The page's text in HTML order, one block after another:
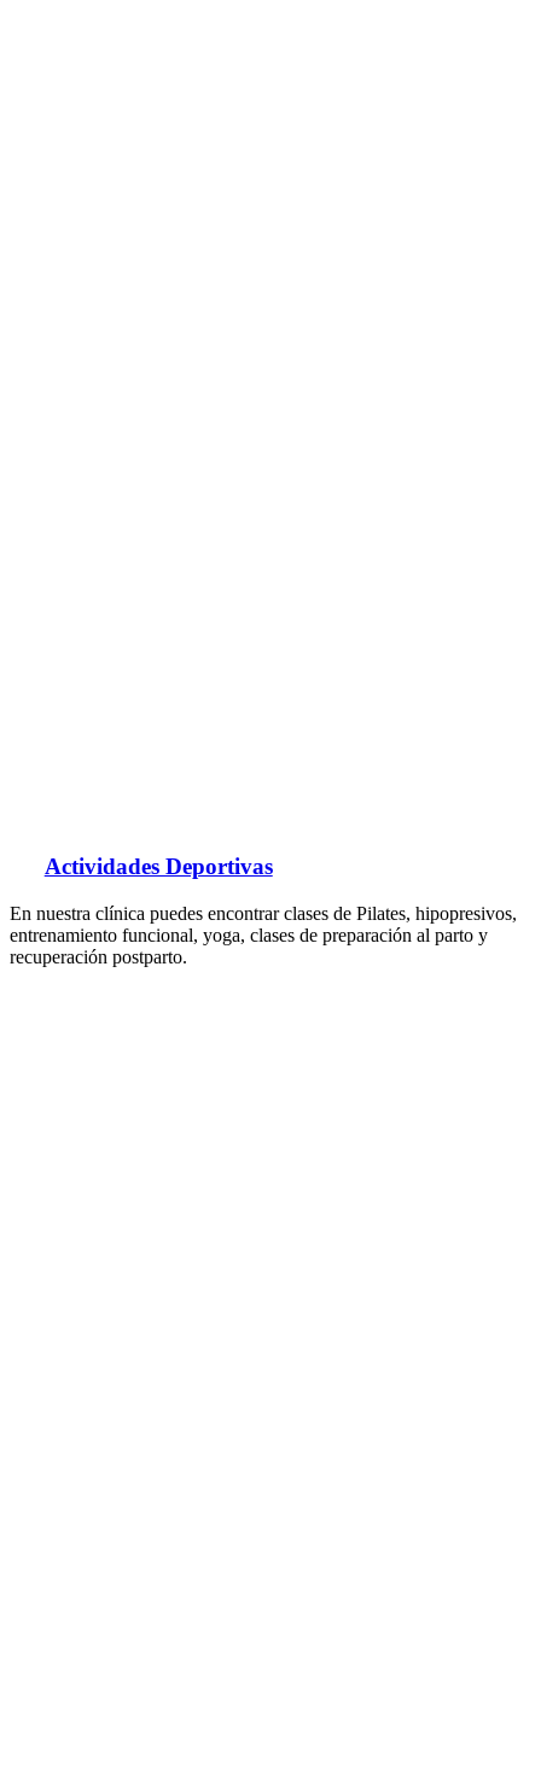
Actividades Deportivas
En nuestra clínica puedes encontrar clases de Pilates, hipopresivos,
entrenamiento funcional, yoga, clases de preparación al parto y
recuperación postparto.